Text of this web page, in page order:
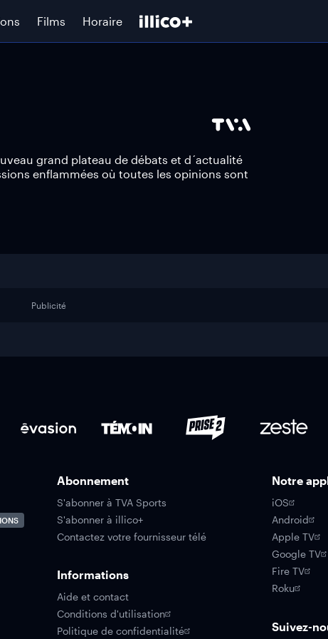
Films Horaire
grand plateau de débats et d´actualité
enflammées où toutes les opinions sont
Publicité
Abonnement
S'abonner à TVA Sports
S'abonner à illico+
Contactez votre fournisseur télé
Informations
Aide et contact
Conditions d'utilisation
Politique de confidentialité
Notre
iOS
Android
Apple TV
Google TV
Fire TV
Roku
Suivez-